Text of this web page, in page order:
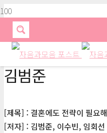
김범준
[제목] : 결혼에도 전략이 필요해
[저자] : 김범준, 이수빈, 임회선